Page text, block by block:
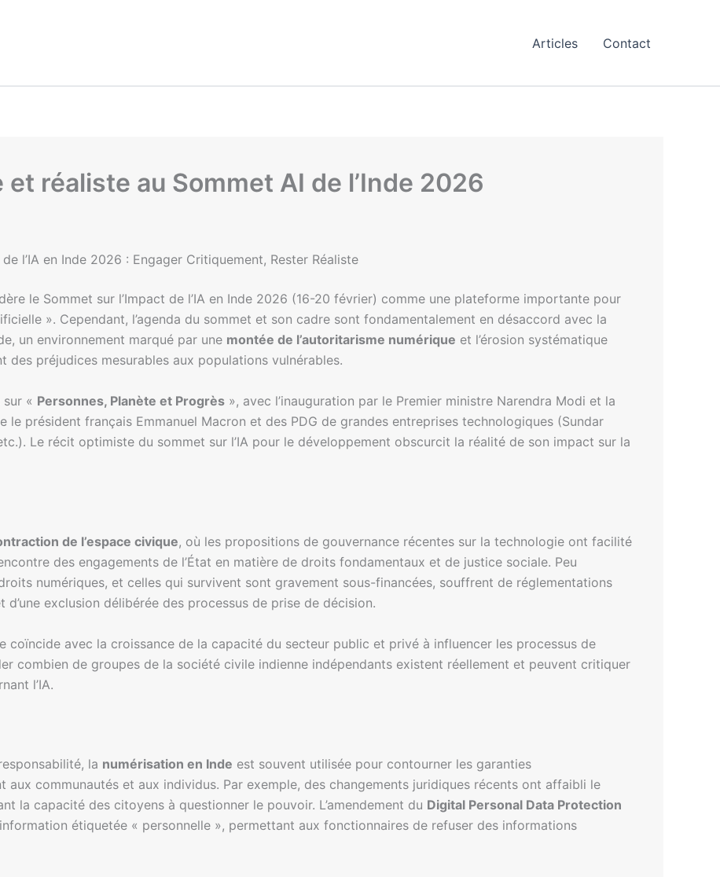
Articles Contact
réaliste au Sommet AI de l’Inde 2026
l’IA en Inde 2026 : Engager Critiquement, Rester Réaliste
le Sommet sur l’Impact de l’IA en Inde 2026 (16-20 février) comme une plateforme importante pour
». Cependant, l’agenda du sommet et son cadre sont fondamentalement en désaccord avec la
un environnement marqué par une montée de l’autoritarisme numérique et l’érosion systématique
préjudices mesurables aux populations vulnérables.
« Personnes, Planète et Progrès », avec l’inauguration par le Premier ministre Narendra Modi et la
président français Emmanuel Macron et des PDG de grandes entreprises technologiques (Sundar
Le récit optimiste du sommet sur l’IA pour le développement obscurcit la réalité de son impact sur la
de l’espace civique, où les propositions de gouvernance récentes sur la technologie ont facilité
des engagements de l’État en matière de droits fondamentaux et de justice sociale. Peu
numériques, et celles qui survivent sont gravement sous-financées, souffrent de réglementations
exclusion délibérée des processus de prise de décision.
coïncide avec la croissance de la capacité du secteur public et privé à influencer les processus de
combien de groupes de la société civile indienne indépendants existent réellement et peuvent critiquer
l’IA.
la numérisation en Inde est souvent utilisée pour contourner les garanties
aux communautés et aux individus. Par exemple, des changements juridiques récents ont affaibli le
la capacité des citoyens à questionner le pouvoir. L’amendement du Digital Personal Data Protection
étiquetée « personnelle », permettant aux fonctionnaires de refuser des informations